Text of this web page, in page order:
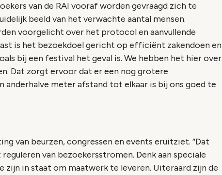
van de RAI vooraf worden gevraagd zich te
beeld van het verwachte aantal mensen.
voorgelicht over het protocol en aanvullende
is het bezoekdoel gericht op efficiënt zakendoen en
bij een festival het geval is. We hebben het hier over
Dat zorgt ervoor dat er een nog grotere
anderhalve meter afstand tot elkaar is bij ons goed te
van beurzen, congressen en events eruitziet. “Dat
van bezoekersstromen. Denk aan speciale
zijn in staat om maatwerk te leveren. Uiteraard zijn de